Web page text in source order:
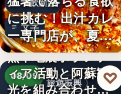
餐飲新品
文字
に挑む！出汁カレ
ー専門店が、夏限
定「無限…
旅遊振興
08/09
熊本地震ボランテ
ィア活動と阿蘇観
光を組み合わせた
♡